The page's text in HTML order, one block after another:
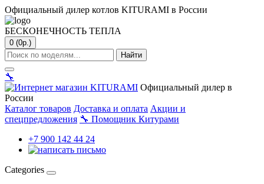
Официальный дилер котлов KITURAMI в России
БЕСКОНЕЧНОСТЬ ТЕПЛА
0 (0р.)
Найти
🔧
Официальный дилер в
России
Каталог товаров Доставка и оплата Акции и
спецпредложения 🔧 Помощник Китурами
+7 900 142 44 24
Categories